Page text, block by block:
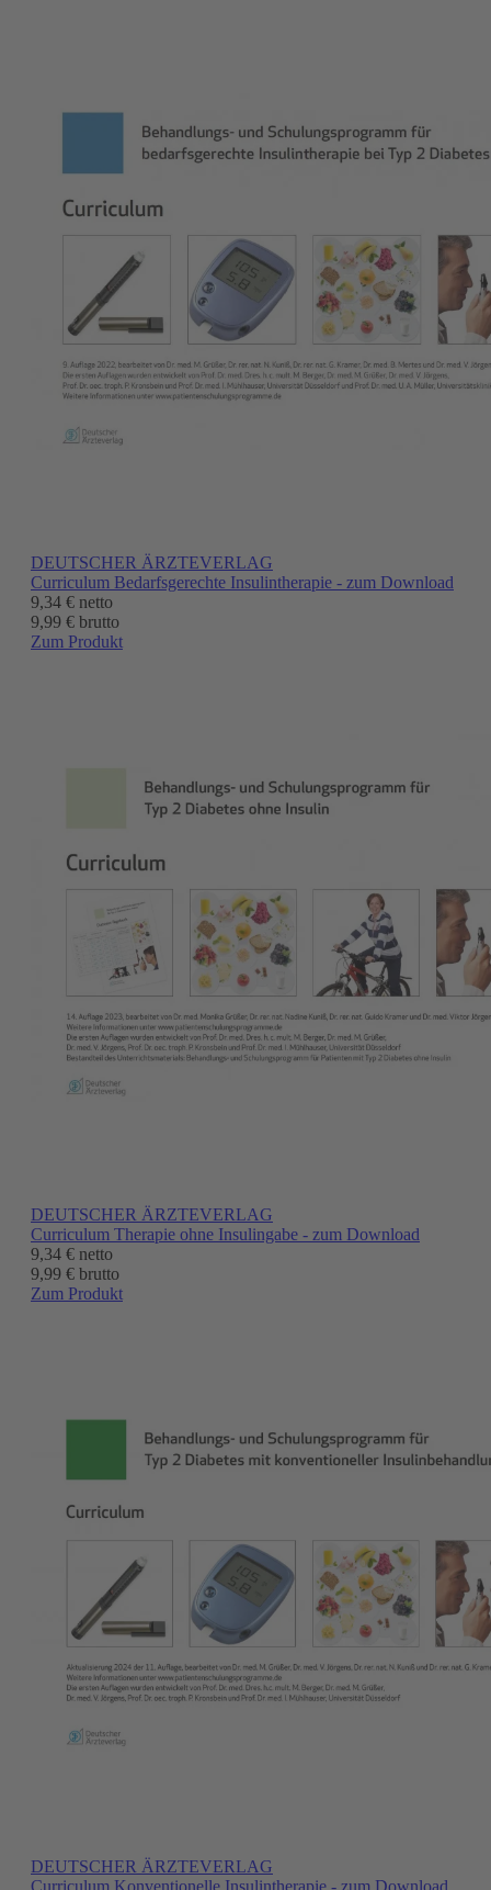
DEUTSCHER ÄRZTEVERLAG
Curriculum Bedarfsgerechte Insulintherapie - zum Download
9,34 € netto
9,99 € brutto
Zum Produkt
DEUTSCHER ÄRZTEVERLAG
Curriculum Therapie ohne Insulingabe - zum Download
9,34 € netto
9,99 € brutto
Zum Produkt
DEUTSCHER ÄRZTEVERLAG
Curriculum Konventionelle Insulintherapie - zum Download